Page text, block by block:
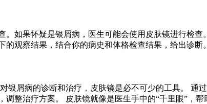
如果怀疑是银屑病，医生可能会使用皮肤镜进行检
观察结果，结合你的病史和体格检查结果，给出诊断
银屑病的诊断和治疗，皮肤镜是必不可少的工具。 通
整治疗方案。 皮肤镜就像是医生手中的“千里眼”，帮